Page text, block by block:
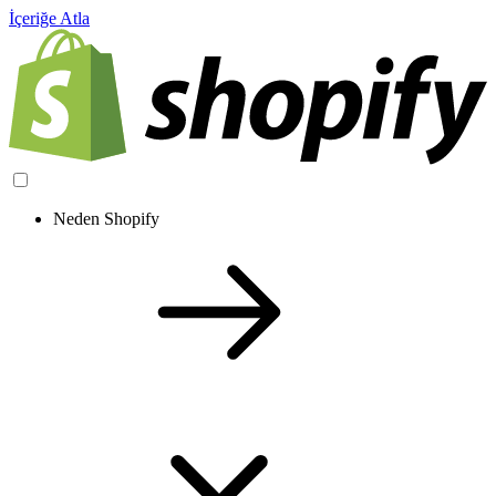
İçeriğe Atla
Neden Shopify